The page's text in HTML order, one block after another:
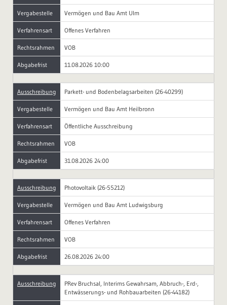
Vergabestelle Vermögen und Bau Amt Ulm
Verfahrensart Offenes Verfahren
Rechtsrahmen VOB
Abgabefrist 11.08.2026 10:00
Ausschreibung Parkett- und Bodenbelagsarbeiten (26-40299)
Vergabestelle Vermögen und Bau Amt Heilbronn
Verfahrensart Öffentliche Ausschreibung
Rechtsrahmen VOB
Abgabefrist 31.08.2026 24:00
Ausschreibung Photovoltaik (26-55212)
Vergabestelle Vermögen und Bau Amt Ludwigsburg
Verfahrensart Offenes Verfahren
Rechtsrahmen VOB
Abgabefrist 26.08.2026 24:00
Ausschreibung
PRev Bruchsal, Interims Gewahrsam, Abbruch-, Erd-,
Entwässerungs- und Rohbauarbeiten (26-44182)